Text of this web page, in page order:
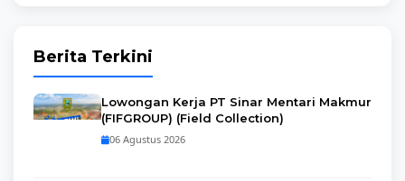
Berita Terkini
Lowongan Kerja PT Sinar Mentari Makmur
(FIFGROUP) (Field Collection)
06 Agustus 2026